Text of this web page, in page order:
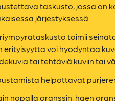
taskusto, jossa on
järjestyksessä.
toimii
erityisyyttä voi hyödyntää
tai tehtäviä kuviin tai
helpottavat
nopalla oranssin, haen